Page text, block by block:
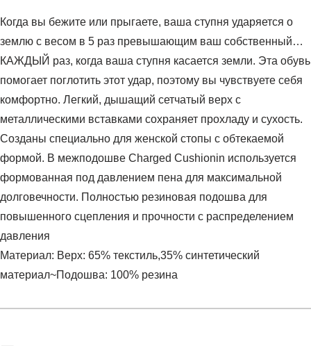
Когда вы бежите или прыгаете, ваша ступня ударяется о
землю с весом в 5 раз превышающим ваш собственный…
КАЖДЫЙ раз, когда ваша ступня касается земли. Эта обувь
помогает поглотить этот удар, поэтому вы чувствуете себя
комфортно. Легкий, дышащий сетчатый верх с
металлическими вставками сохраняет прохладу и сухость.
Созданы специально для женской стопы с обтекаемой
формой. В межподошве Charged Cushionin используется
формованная под давлением пена для максимальной
долговечности. Полностью резиновая подошва для
повышенного сцепления и прочности с распределением
давления
Материал: Верх: 65% текстиль,35% синтетический
материал~Подошва: 100% резина
Артикул:3023705-301
Условия оплаты